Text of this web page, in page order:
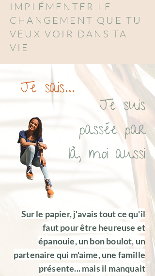
IMPLÉMENTER LE
CHANGEMENT QUE TU
VEUX VOIR DANS TA
VIE
Je sais...
Je suis
passée par
là, moi aussi
Sur le papier, j'avais tout ce qu'il
faut pour être heureuse et
épanouie, un bon boulot, un
partenaire qui m'aime, une famille
présente... mais il manquait